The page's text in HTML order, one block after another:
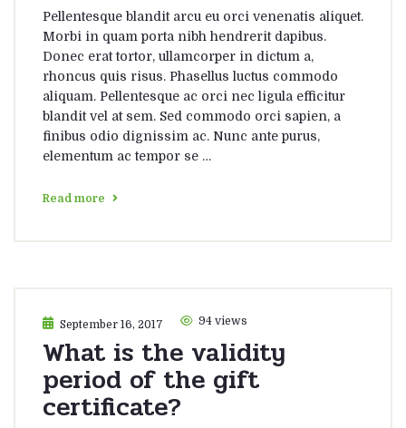
Pellentesque blandit arcu eu orci venenatis aliquet.
Morbi in quam porta nibh hendrerit dapibus.
Donec erat tortor, ullamcorper in dictum a,
rhoncus quis risus. Phasellus luctus commodo
aliquam. Pellentesque ac orci nec ligula efficitur
blandit vel at sem. Sed commodo orci sapien, a
finibus odio dignissim ac. Nunc ante purus,
elementum ac tempor se …
Read more
September 16, 2017 94 views
What is the validity
period of the gift
certificate?